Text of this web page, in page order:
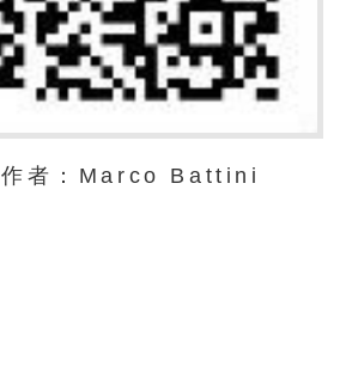
作者：Marco Battini